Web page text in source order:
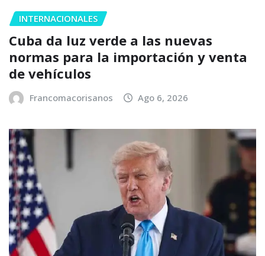
INTERNACIONALES
Cuba da luz verde a las nuevas
normas para la importación y venta
de vehículos
Francomacorisanos Ago 6, 2026